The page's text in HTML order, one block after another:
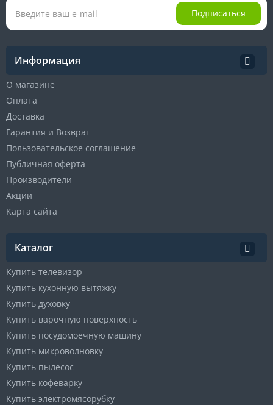
Подписаться
Информация
О магазине
Оплата
Доставка
Гарантия и Возврат
Пользовательское соглашение
Публичная оферта
Производители
Акции
Карта сайта
Каталог
Купить телевизор
Купить кухонную вытяжку
Купить духовку
Купить варочную поверхность
Купить посудомоечную машину
Купить микроволновку
Купить пылесос
Купить кофеварку
Купить электромясорубку